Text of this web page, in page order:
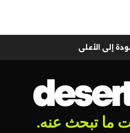
إلى الأعلى
ما تبحث عنه.